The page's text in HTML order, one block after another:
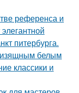
референса и
питербурга.
белым
классики и